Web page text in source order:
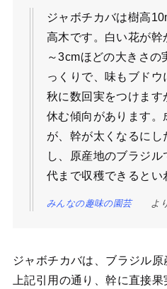
ジャボチカバは樹高
高木です。白い花が幹
～3cmほどの大きさの
っくりで、味もブド
秋に数回実をつけます
休む傾向があります。
が、幹が太くなるに
し、原産地のブラジ
代まで収穫できるとい
みんなの趣味の園芸よ
ジャボチカバは、ブラジル原
上記引用の通り、幹に直接